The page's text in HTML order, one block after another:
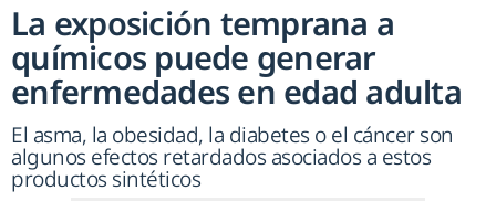
La exposición temprana a
químicos puede generar
enfermedades en edad adulta
El asma, la obesidad, la diabetes o el cáncer son
algunos efectos retardados asociados a estos
productos sintéticos